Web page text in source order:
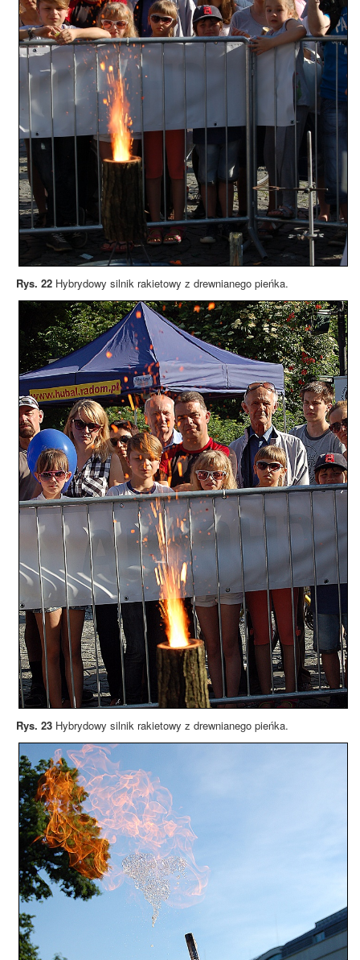
Rys. 22 Hybrydowy silnik rakietowy z drewnianego pieńka.
Rys. 23 Hybrydowy silnik rakietowy z drewnianego pieńka.